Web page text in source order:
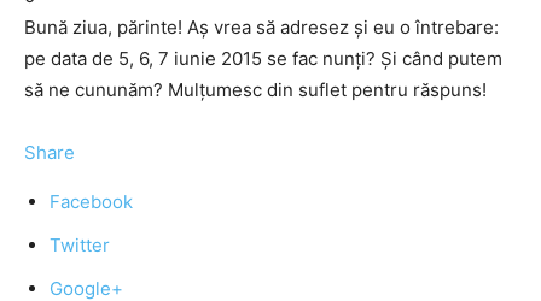
Bună ziua, părinte! Aș vrea să adresez și eu o întrebare:
pe data de 5, 6, 7 iunie 2015 se fac nunți? Și când putem
să ne cununăm? Mulțumesc din suflet pentru răspuns!
Share
Facebook
Twitter
Google+